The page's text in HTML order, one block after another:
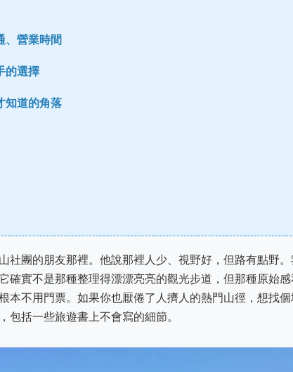
、營業時間
的選擇
知道的角落
社團的朋友那裡。他說那裡人少、視野好，但路有點野
確實不是那種整理得漂漂亮亮的觀光步道，但那種原始
不用門票。如果你也厭倦了人擠人的熱門山徑，想找個
括一些旅遊書上不會寫的細節。